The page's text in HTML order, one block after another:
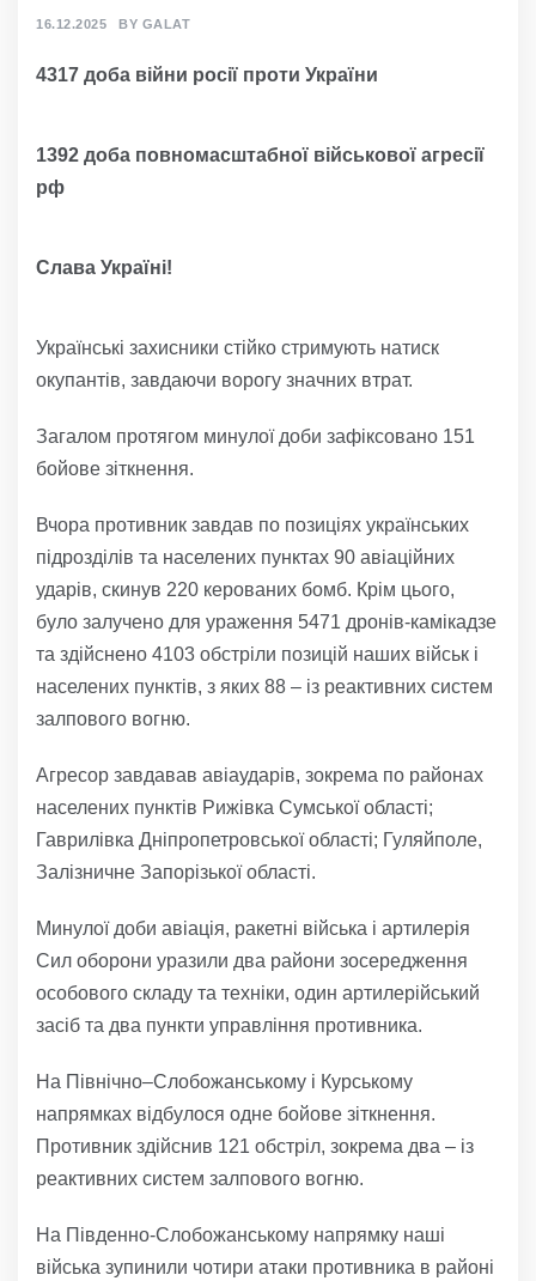
16.12.2025 BY GALAT
4317 доба війни росії проти України
1392 доба повномасштабної військової агресії
рф
Слава Україні!
Українські захисники стійко стримують натиск
окупантів, завдаючи ворогу значних втрат.
Загалом протягом минулої доби зафіксовано 151
бойове зіткнення.
Вчора противник завдав по позиціях українських
підрозділів та населених пунктах 90 авіаційних
ударів, скинув 220 керованих бомб. Крім цього,
було залучено для ураження 5471 дронів-камікадзе
та здійснено 4103 обстріли позицій наших військ і
населених пунктів, з яких 88 – із реактивних систем
залпового вогню.
Агресор завдавав авіаударів, зокрема по районах
населених пунктів Рижівка Сумської області;
Гаврилівка Дніпропетровської області; Гуляйполе,
Залізничне Запорізької області.
Минулої доби авіація, ракетні війська і артилерія
Сил оборони уразили два райони зосередження
особового складу та техніки, один артилерійський
засіб та два пункти управління противника.
На Північно–Слобожанському і Курському
напрямках відбулося одне бойове зіткнення.
Противник здійснив 121 обстріл, зокрема два – із
реактивних систем залпового вогню.
На Південно-Слобожанському напрямку наші
війська зупинили чотири атаки противника в районі